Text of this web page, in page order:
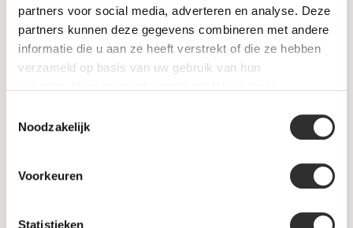
partners voor social media, adverteren en analyse. Deze
partners kunnen deze gegevens combineren met andere
informatie die u aan ze heeft verstrekt of die ze hebben
verzameld op basis van uw gebruik van hun
Noodzakelijk
Voorkeuren
Statistieken
SALE
Information